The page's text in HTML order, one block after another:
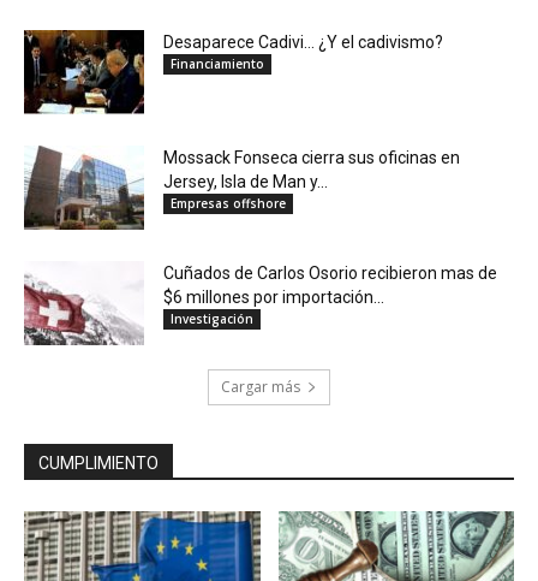
Desaparece Cadivi… ¿Y el cadivismo?
Financiamiento
Mossack Fonseca cierra sus oficinas en
Jersey, Isla de Man y...
Empresas offshore
Cuñados de Carlos Osorio recibieron mas de
$6 millones por importación...
Investigación
Cargar más
CUMPLIMIENTO